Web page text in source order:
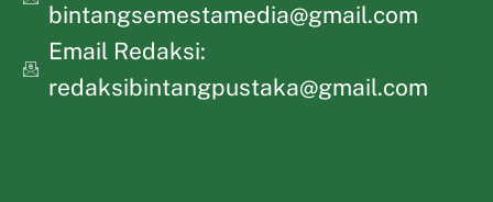
bintangsemestamedia@gmail.com
Email Redaksi:
redaksibintangpustaka@gmail.com